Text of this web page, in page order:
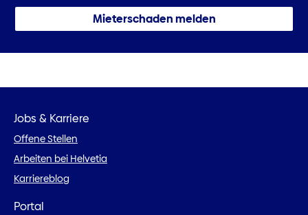
Mieterschaden melden
Jobs & Karriere
Offene Stellen
Arbeiten bei Helvetia
Karriereblog
Portal